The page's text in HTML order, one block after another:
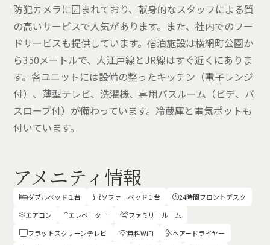
防犯カメラに囲まれており、献身的なスタッフによる質
の高いサービスで人気があります。また、社内でのフー
ドサービスも提供しています。宿泊施設は横網町公園か
ら350メートルで、大江戸線とJR線はすぐ近くにありま
す。各ユニットには設備の整ったキッチン（電子レンジ
付）、薄型テレビ、洗濯機、専用バスルーム（ビデ、バ
スローブ付）が備わっています。冷蔵庫と電気ポットも
付いています。
アメニティ情報
ダブルベッド１台 ソファーベッド 1 台 24時間フロントデスク
エアコン エレベーター ファミリールーム
フラットスクリーンテレビ 無料WiFi ヘアードライヤー